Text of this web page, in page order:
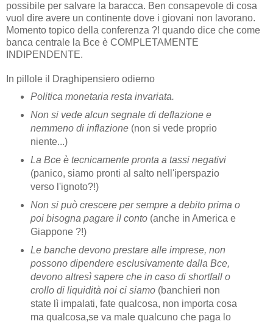
possibile per salvare la baracca. Ben consapevole di cosa
vuol dire avere un continente dove i giovani non lavorano.
Momento topico della conferenza ?! quando dice che come
banca centrale la Bce è COMPLETAMENTE
INDIPENDENTE.
In pillole il Draghipensiero odierno
Politica monetaria resta invariata.
Non si vede alcun segnale di deflazione e
nemmeno di inflazione (non si vede proprio
niente...)
La Bce è tecnicamente pronta a tassi negativi
(panico, siamo pronti al salto nell'iperspazio
verso l'ignoto?!)
Non si può crescere per sempre a debito prima o
poi bisogna pagare il conto (anche in America e
Giappone ?!)
Le banche devono prestare alle imprese, non
possono dipendere esclusivamente dalla Bce,
devono altresì sapere che in caso di shortfall o
crollo di liquidità noi ci siamo (banchieri non
state lì impalati, fate qualcosa, non importa cosa
ma qualcosa,se va male qualcuno che paga lo